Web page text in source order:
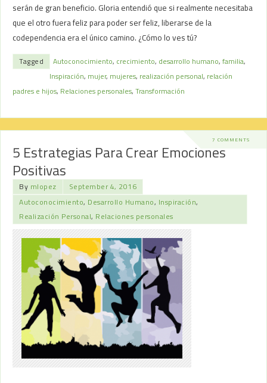
serán de gran beneficio. Gloria entendió que si realmente necesitaba
que el otro fuera feliz para poder ser feliz, liberarse de la
codependencia era el único camino. ¿Cómo lo ves tú?
Tagged Autoconocimiento, crecimiento, desarrollo humano,familia,
Inspiración, mujer, mujeres, realización personal, relación
padres e hijos, Relaciones personales,Transformación
7 COMMENTS
5 Estrategias Para Crear Emociones
Positivas
By mlopez
September 4, 2016
Autoconocimiento, Desarrollo Humano, Inspiración,
Realización Personal, Relaciones personales